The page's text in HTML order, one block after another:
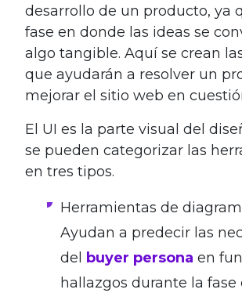
desarrollo de un producto, ya
fase en donde las ideas se
algo tangible. Aquí se crean
que ayudarán a resolver un
mejorar el sitio web en
El UI es la parte visual del
se pueden categorizar las
en tres tipos.
Herramientas de
Ayudan a predecir las
del
buyer persona en
hallazgos durante la fase